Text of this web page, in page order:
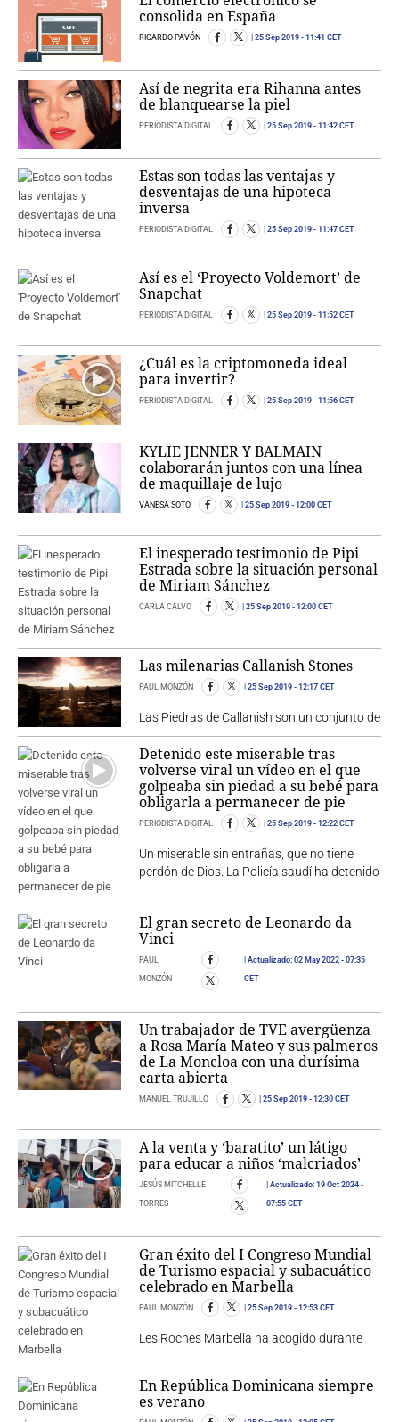
consolida en España
RICARDO PAVÓN 25 Sep 2019 - 11:41 CET
Así de negrita era Rihanna antes
de blanquearse la piel
PERIODISTA DIGITAL 25 Sep 2019 - 11:42 CET
Estas son todas las ventajas y
desventajas de una hipoteca
inversa
PERIODISTA DIGITAL 25 Sep 2019 - 11:47 CET
Así es el ‘Proyecto Voldemort’ de
Snapchat
PERIODISTA DIGITAL 25 Sep 2019 - 11:52 CET
¿Cuál es la criptomoneda ideal
para invertir?
PERIODISTA DIGITAL 25 Sep 2019 - 11:56 CET
KYLIE JENNER Y BALMAIN
colaborarán juntos con una línea
de maquillaje de lujo
VANESA SOTO 25 Sep 2019 - 12:00 CET
El inesperado testimonio de Pipi
Estrada sobre la situación personal
de Miriam Sánchez
CARLA CALVO 25 Sep 2019 - 12:00 CET
Las milenarias Callanish Stones
PAUL MONZÓN 25 Sep 2019 - 12:17 CET
Las Piedras de Callanish son un conjunto de
Detenido este miserable tras
volverse viral un vídeo en el que
golpeaba sin piedad a su bebé para
obligarla a permanecer de pie
PERIODISTA DIGITAL 25 Sep 2019 - 12:22 CET
Un miserable sin entrañas, que no tiene
perdón de Dios. La Policía saudí ha detenido
El gran secreto de Leonardo da
Vinci
PAUL
MONZÓN
Actualizado: 02 May 2022- 07:35
CET
Un trabajador de TVE avergüenza
a Rosa María Mateo y sus palmeros
de La Moncloa con una durísima
carta abierta
MANUEL TRUJILLO 25 Sep 2019 - 12:30 CET
A la venta y ‘baratito’ un látigo
para educar a niños ‘malcriados’
JESÚS MITCHELLE
TORRES
Actualizado: 19 Oct 2024-
07:55 CET
Gran éxito del I Congreso Mundial
de Turismo espacial y subacuático
celebrado en Marbella
PAUL MONZÓN 25 Sep 2019 - 12:53 CET
Les Roches Marbella ha acogido durante
En República Dominicana siempre
es verano